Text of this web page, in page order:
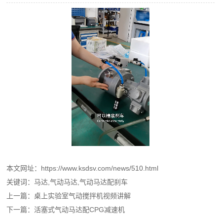
本文网址：https://www.ksdsv.com/news/510.html
关键词：马达 ,气动马达 ,气动马达配刹车
上一篇：桌上实验室气动搅拌机视频讲解
下一篇：活塞式气动马达配CPG减速机